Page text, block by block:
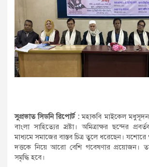
সুপ্রভাত সিডনি রিপোর্ট : মহাকবি মাইকেল
বাংলা সাহিত্যের স্রষ্টা। অমিত্রাক্ষর ছন্দের
মাধ্যমে সমাজের বাস্তব চিত্র তুলে ধরেছেন।
দত্তকে নিয়ে আরো বেশি গবেষণার প্রয়োজন।
সমৃদ্ধি হবে।